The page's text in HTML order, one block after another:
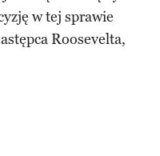
w tej sprawie
Roosevelta,